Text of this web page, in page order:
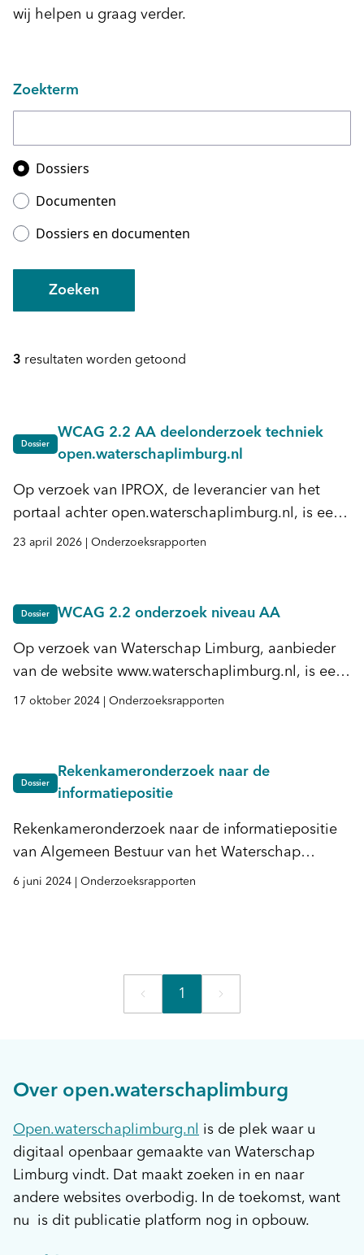
wij helpen u graag verder.
Zoekterm
Zoeken in
Dossiers
Documenten
Dossiers en documenten
Zoeken
3 resultaten worden getoond
Dossier
WCAG 2.2 AA deelonderzoek techniek
open.waterschaplimburg.nl
Op verzoek van IPROX, de leverancier van het
portaal achter open.waterschaplimburg.nl, is een
handmatig onderzoek uitgevoerd waarin
gebaseerd op de Europese norm voor
toegankelijkheidseisen, de EN 301 549.
23 april 2026 Onderzoeksrapporten
Dossier WCAG 2.2 onderzoek niveau AA
Op verzoek van Waterschap Limburg, aanbieder
van de website www.waterschaplimburg.nl, is een
handmatig onderzoek uitgevoerd waarin
gebaseerd op de Europese norm voor
toegankelijkheidseisen, de EN 301 549.
17 oktober 2024 Onderzoeksrapporten
Dossier
Rekenkameronderzoek naar de
informatiepositie
Rekenkameronderzoek naar de informatiepositie
van Algemeen Bestuur van het Waterschap
Limburg. Maart 2024
6 juni 2024 Onderzoeksrapporten
1
Over open.waterschaplimburg
Open.waterschaplimburg.nl
is de plek waar u
digitaal openbaar gemaakte van Waterschap
Limburg vindt. Dat maakt zoeken in en naar
andere websites overbodig. In de toekomst, want
nu is dit publicatie platform nog in opbouw.